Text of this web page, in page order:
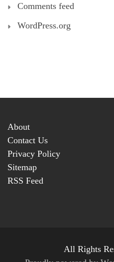
Comments feed
WordPress.org
About
Contact Us
Privacy Policy
Sitemap
RSS Feed
All Rights